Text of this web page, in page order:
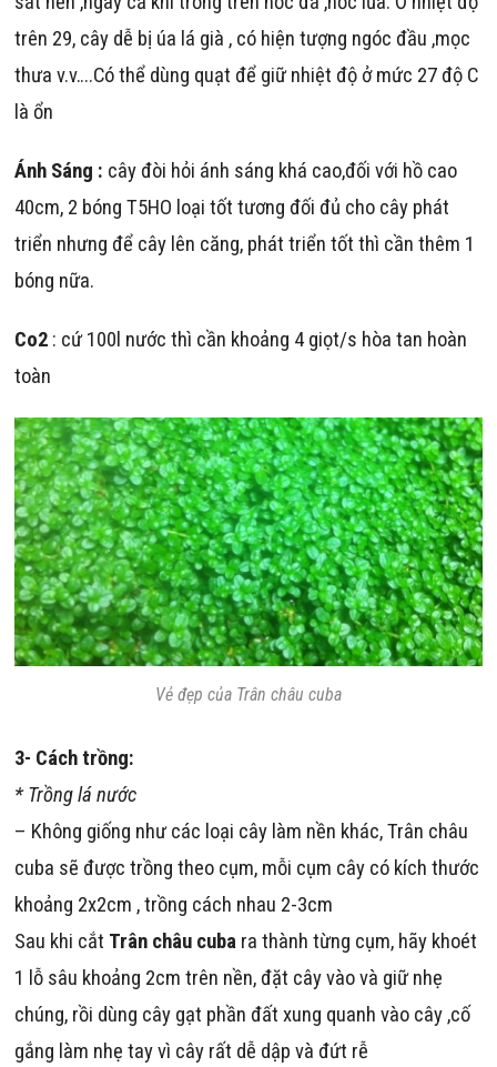
trên 29, cây dễ bị úa lá già , có hiện tượng ngóc đầu ,mọc
thưa v.v….Có thể dùng quạt để giữ nhiệt độ ở mức 27 độ C
là ổn
Ánh Sáng : cây đòi hỏi ánh sáng khá cao,đối với hồ cao
40cm, 2 bóng T5HO loại tốt tương đối đủ cho cây phát
triển nhưng để cây lên căng, phát triển tốt thì cần thêm 1
bóng nữa.
Co2 : cứ 100l nước thì cần khoảng 4 giọt/s hòa tan hoàn
toàn
Vẻ đẹp của Trân châu cuba
3- Cách trồng:
* Trồng lá nước
– Không giống như các loại cây làm nền khác, Trân châu
cuba sẽ được trồng theo cụm, mỗi cụm cây có kích thước
khoảng 2x2cm , trồng cách nhau 2-3cm
Sau khi cắt Trân châu cuba ra thành từng cụm, hãy khoét
1 lỗ sâu khoảng 2cm trên nền, đặt cây vào và giữ nhẹ
chúng, rồi dùng cây gạt phần đất xung quanh vào cây ,cố
gắng làm nhẹ tay vì cây rất dễ dập và đứt rễ